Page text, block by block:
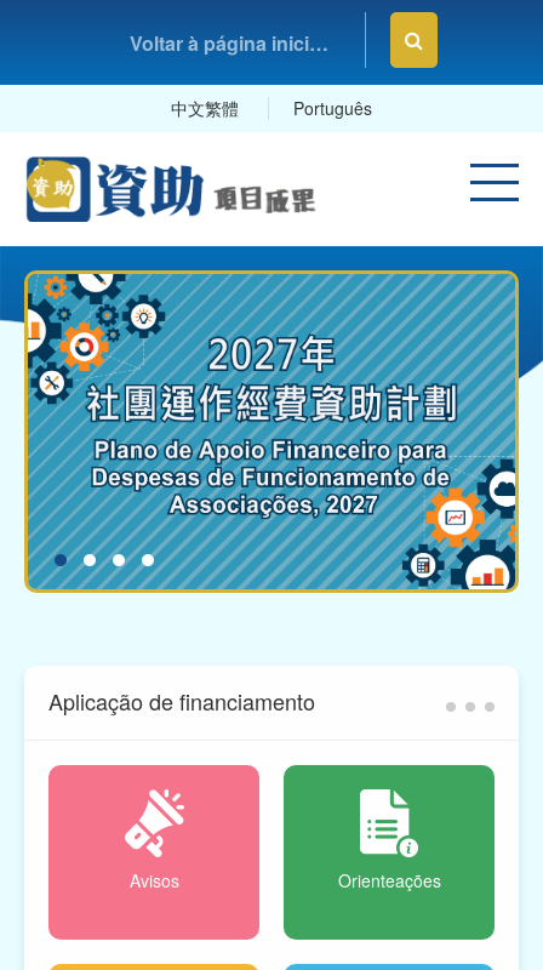
Voltar à página inicial da Fundação Macau
中文繁體 Português
Aplicação de financiamento
Avisos Orienteações